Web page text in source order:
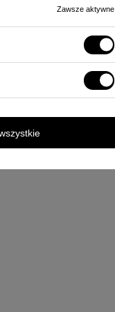
Zawsze aktywne